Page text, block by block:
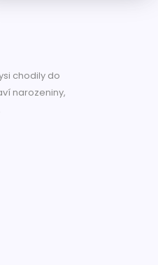
chodily do
narozeniny,